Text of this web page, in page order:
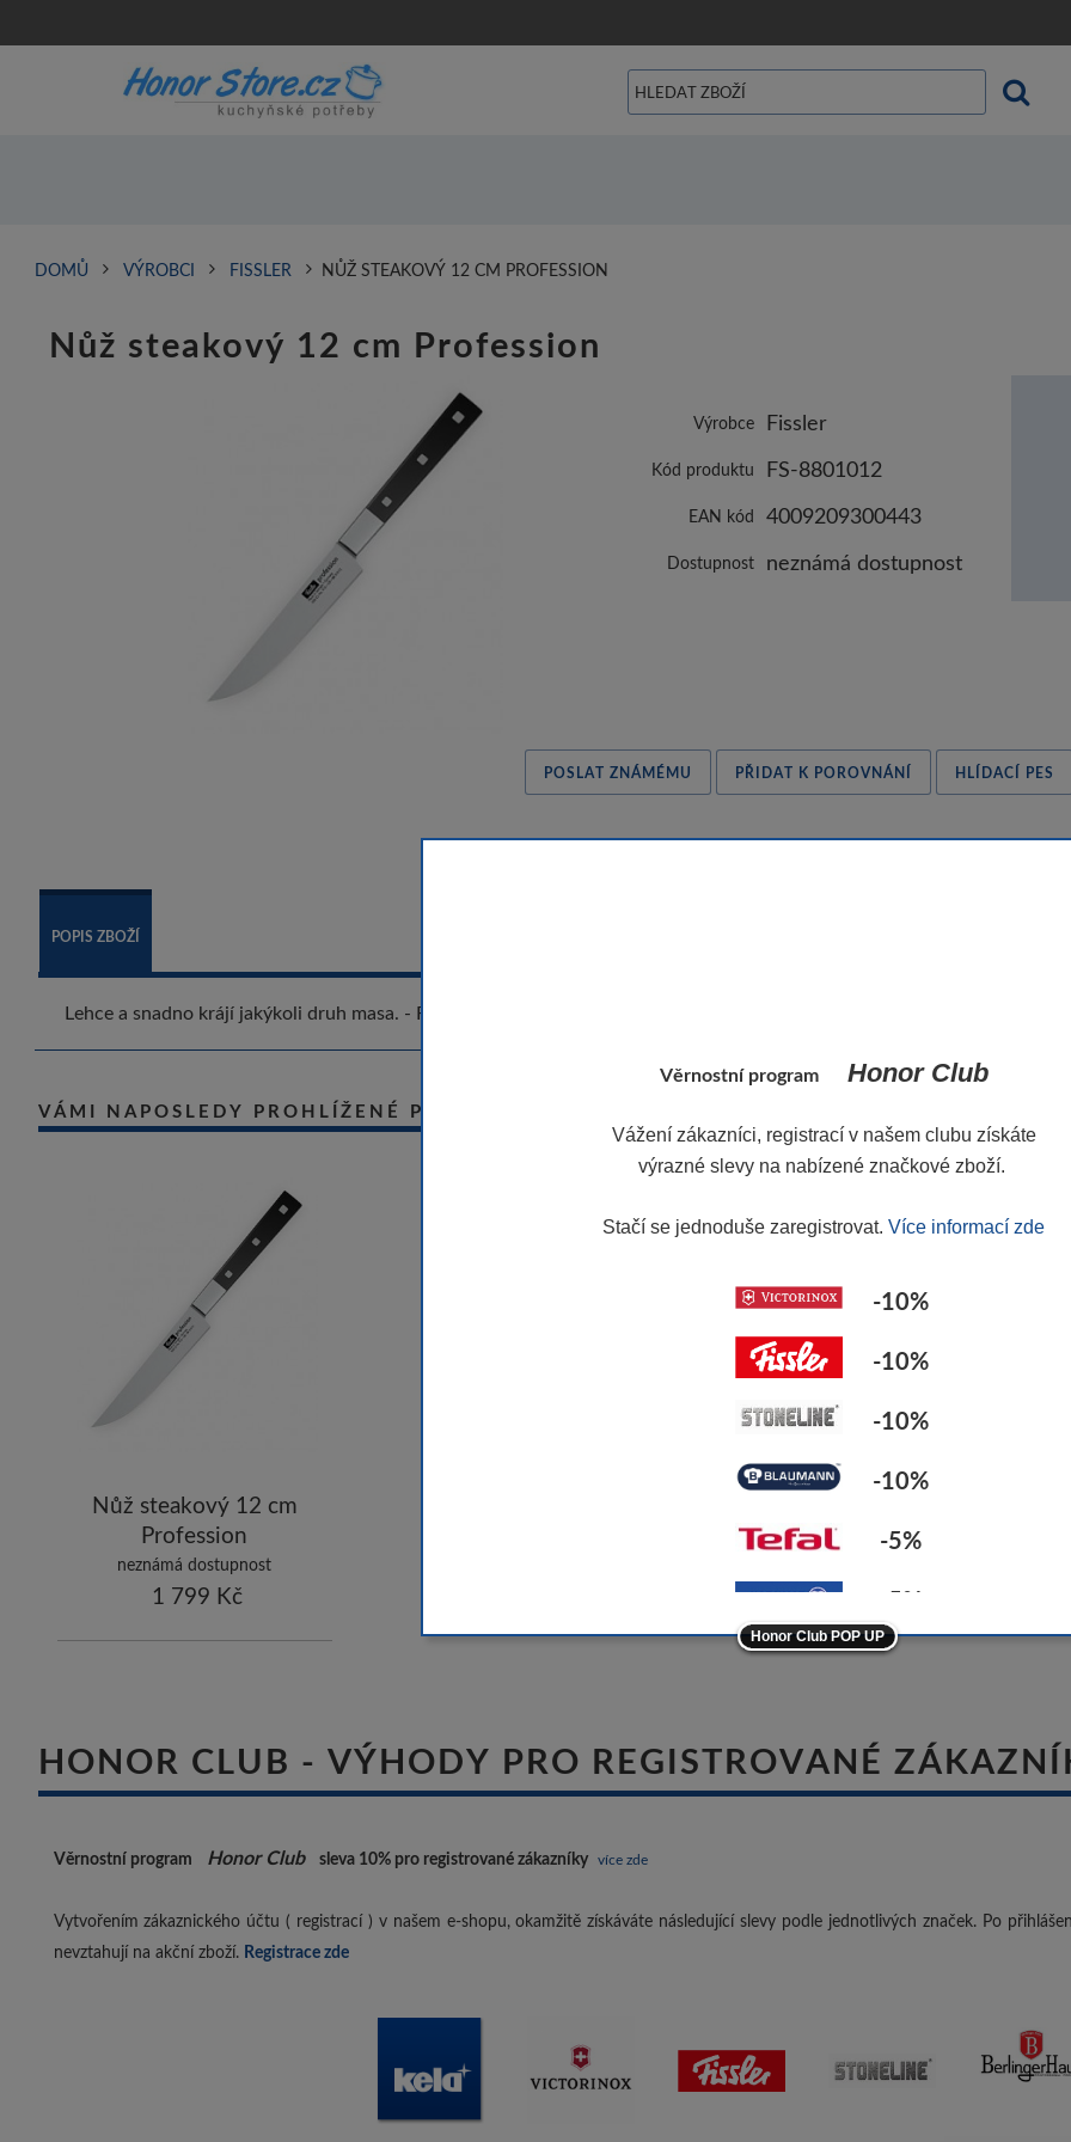
DOMŮ VÝROBCI FISSLER NŮŽ STEAKOVÝ 12 CM PROFESSION
Nůž steakový 12 cm Profession
Výrobce Fissler
Kód produktu FS-8801012
EAN kód 4009209300443
Dostupnost neznámá dostupnost
POSLAT ZNÁMÉMU PŘIDAT K POROVNÁNÍ HLÍDACÍ PES
POPIS ZBOŽÍ
Lehce a snadno krájí jakýkoli druh masa. - Fissler
VÁMI NAPOSLEDY PROHLÍŽENÉ PRODUKTY
Nůž steakový 12 cm
Profession
neznámá dostupnost
1 799 Kč
HONOR CLUB - VÝHODY PRO REGISTROVANÉ
Věrnostní program Honor Club sleva 10% pro registrované zákazníky více zde
Vytvořením zákaznického účtu ( registrací ) v našem e-shopu, okamžitě získáváte následující slevy podle jednotlivých značek. Po
nevztahují na akční zboží. Registrace zde
Věrnostní programHonor Club
Vážení zákazníci, registrací v našem clubu získáte
výrazné slevy na nabízené značkové zboží.
Stačí se jednoduše zaregistrovat. Více informací zde
-10%
-10%
-10%
-10%
-5%
-5%
ostatní značky -10%
Honor Club POP UP